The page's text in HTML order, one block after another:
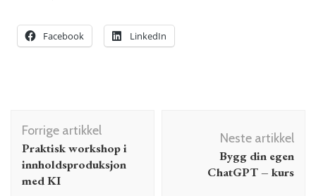
Facebook LinkedIn
Innleggsnavigering
Forrige artikkel
Praktisk workshop i
innholdsproduksjon
med KI
Neste artikkel
Bygg din egen
ChatGPT – kurs